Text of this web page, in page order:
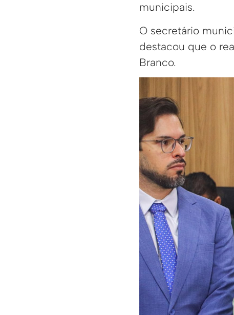
municipais.
O secretário
destacou que o
Branco.